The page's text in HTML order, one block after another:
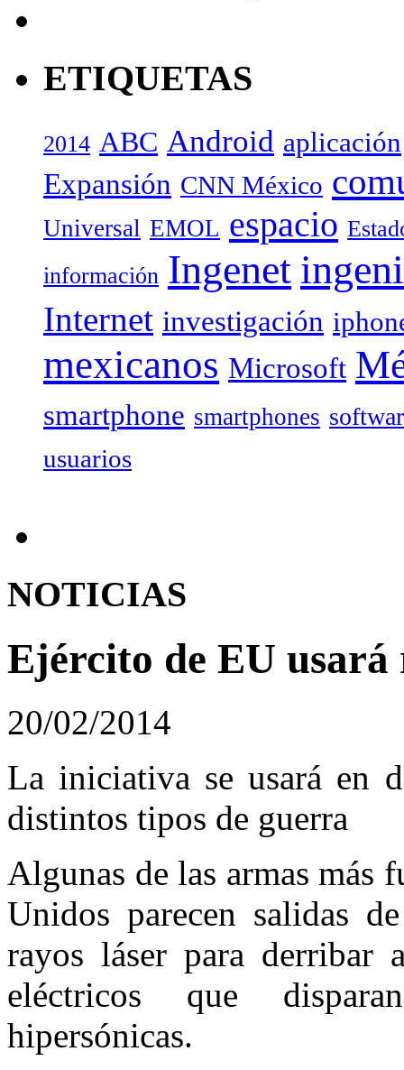
ETIQUETAS
2014 ABC Android aplicación
Expansión CNN México
Universal EMOL espacio
información Ingenet
Internet investigación
mexicanos Microsoft
smartphone smartphones
usuarios
NOTICIAS
Ejército de EU usará
20/02/2014
La iniciativa se usará en
distintos tipos de guerra
Algunas de las armas más
Unidos parecen salidas
rayos láser para derribar
eléctricos que
hipersónicas.